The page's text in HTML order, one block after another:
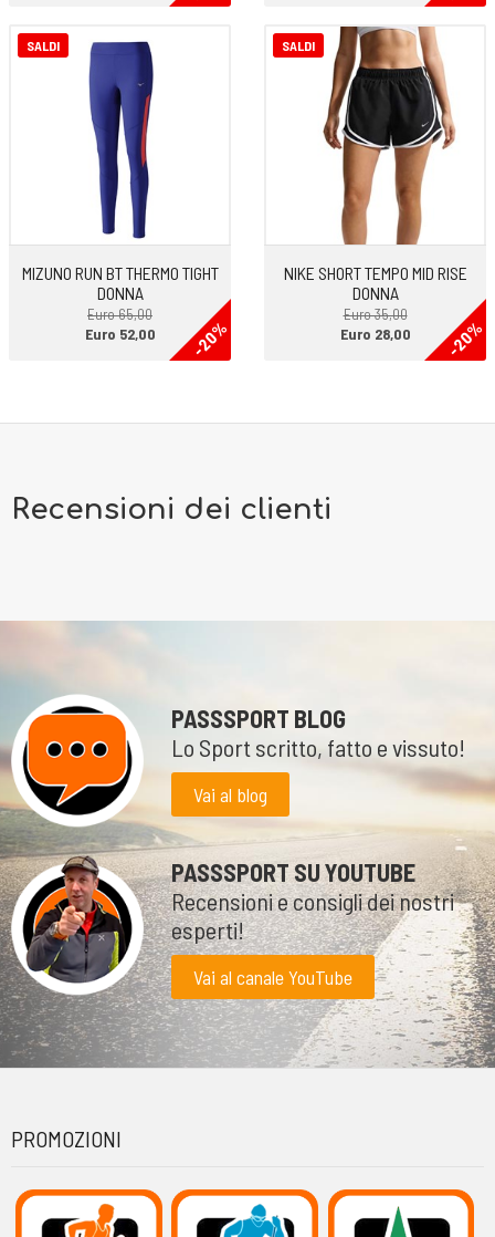
SALDI
MIZUNO RUN BT THERMO TIGHT
DONNA
Euro 65,00
-20%
Euro 52,00
SALDI
NIKE SHORT TEMPO MID RISE
DONNA
Euro 35,00
-20%
Euro 28,00
Recensioni dei clienti
PASSSPORT BLOG
Lo Sport scritto, fatto e vissuto!
Vai al blog
PASSSPORT SU YOUTUBE
Recensioni e consigli dei nostri
esperti!
Vai al canale YouTube
PROMOZIONI